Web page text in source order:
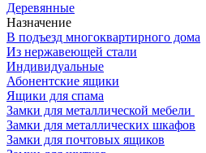
Деревянные
Назначение
В подъезд многоквартирного дома
Из нержавеющей стали
Индивидуальные
Абонентские ящики
Ящики для спама
Замки для металлической мебели
Замки для металлических шкафов
Замки для почтовых ящиков